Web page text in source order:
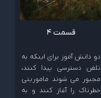
قسمت ۴
دو دانش آموز برای اینکه به
تلفن دسترسی پیدا کنند،
مجبور می شوند ماموریتی
خطرناک را آغاز کنند و به